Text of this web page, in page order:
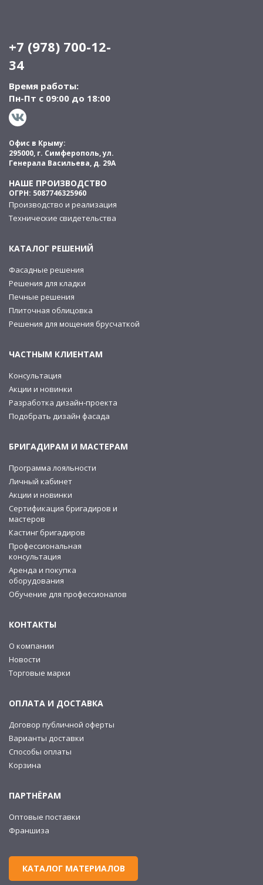
+7 (978) 700-12-
34
Время работы:
Пн-Пт с 09:00 до 18:00
Офис в Крыму:
295000, г. Симферополь, ул.
Генерала Васильева, д. 29А
ОГРН: 5087746325960
НАШЕ ПРОИЗВОДСТВО
Производство и реализация
Технические свидетельства
КАТАЛОГ РЕШЕНИЙ
Фасадные решения
Решения для кладки
Печные решения
Плиточная облицовка
Решения для мощения брусчаткой
ЧАСТНЫМ КЛИЕНТАМ
Консультация
Акции и новинки
Разработка дизайн-проекта
Подобрать дизайн фасада
БРИГАДИРАМ И МАСТЕРАМ
Программа лояльности
Личный кабинет
Акции и новинки
Сертификация бригадиров и
мастеров
Кастинг бригадиров
Профессиональная
консультация
Аренда и покупка
оборудования
Обучение для профессионалов
КОНТАКТЫ
О компании
Новости
Торговые марки
ОПЛАТА И ДОСТАВКА
Договор публичной оферты
Варианты доставки
Способы оплаты
Корзина
ПАРТНЁРАМ
Оптовые поставки
Франшиза
КАТАЛОГ МАТЕРИАЛОВ